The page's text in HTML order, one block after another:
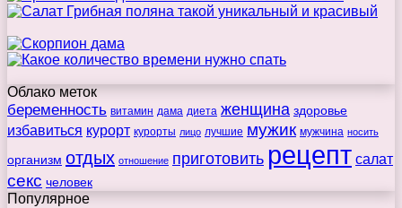
Облако меток
беременность витамин дама диета женщина здоровье
избавиться курорт курорты лицо лучшие мужик мужчина носить
организм отдых отношение приготовить рецепт салат
секс человек
Популярное